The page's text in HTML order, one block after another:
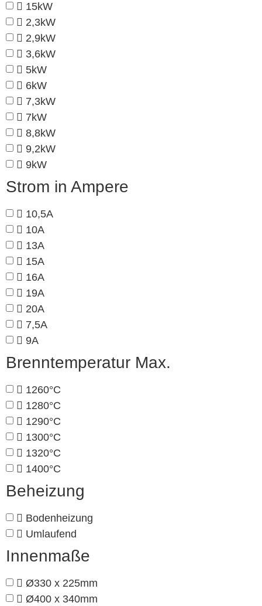
15kW
2,3kW
2,9kW
3,6kW
5kW
6kW
7,3kW
7kW
8,8kW
9,2kW
9kW
Strom in Ampere
10,5A
10A
13A
15A
16A
19A
20A
7,5A
9A
Brenntemperatur Max.
1260°C
1280°C
1290°C
1300°C
1320°C
1400°C
Beheizung
Bodenheizung
Umlaufend
Innenmaße
Ø330 x 225mm
Ø400 x 340mm